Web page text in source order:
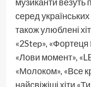
серед
також улюблені
«2Step», «Фортеця
«Лови момент»,
«Молоком», «Все
найсвіжіші хіти